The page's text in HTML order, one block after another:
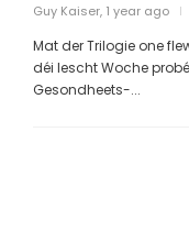
Guy Kaiser, 1 year ago
Mat der Trilogie one
déi lescht Woche
Gesondheets-...